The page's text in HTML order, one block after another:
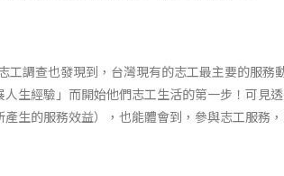
調查也發現到，台灣現有的志工最主要的服務
生經驗」而開始他們志工生活的第一步！可見
生的服務效益），也能體會到，參與志工服務